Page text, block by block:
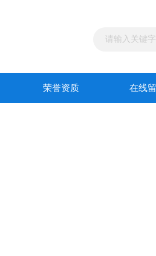
荣誉资质 在线